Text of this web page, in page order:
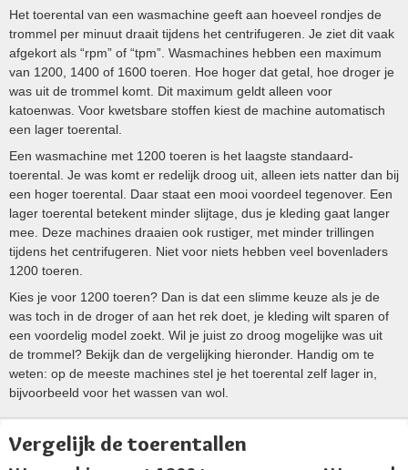
Het toerental van een wasmachine geeft aan hoeveel rondjes de
trommel per minuut draait tijdens het centrifugeren. Je ziet dit vaak
afgekort als “rpm” of “tpm”. Wasmachines hebben een maximum
van 1200, 1400 of 1600 toeren. Hoe hoger dat getal, hoe droger je
was uit de trommel komt. Dit maximum geldt alleen voor
katoenwas. Voor kwetsbare stoffen kiest de machine automatisch
een lager toerental.
Een wasmachine met 1200 toeren is het laagste standaard-
toerental. Je was komt er redelijk droog uit, alleen iets natter dan bij
een hoger toerental. Daar staat een mooi voordeel tegenover. Een
lager toerental betekent minder slijtage, dus je kleding gaat langer
mee. Deze machines draaien ook rustiger, met minder trillingen
tijdens het centrifugeren. Niet voor niets hebben veel bovenladers
1200 toeren.
Kies je voor 1200 toeren? Dan is dat een slimme keuze als je de
was toch in de droger of aan het rek doet, je kleding wilt sparen of
een voordelig model zoekt. Wil je juist zo droog mogelijke was uit
de trommel? Bekijk dan de vergelijking hieronder. Handig om te
weten: op de meeste machines stel je het toerental zelf lager in,
bijvoorbeeld voor het wassen van wol.
Vergelijk de toerentallen